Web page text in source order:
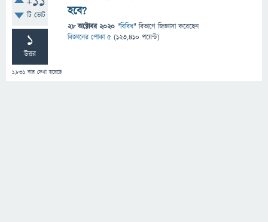
টি ভোট
1
উত্তর
1,831 বার দেখা হয়েছে
হবে?
28 অক্টোবর 2020 "বিবিধ" বিভাগে জিজ্ঞাসাকরেছেন
বিজ্ঞানের পোকা ৫ (123,410 পয়েন্ট)